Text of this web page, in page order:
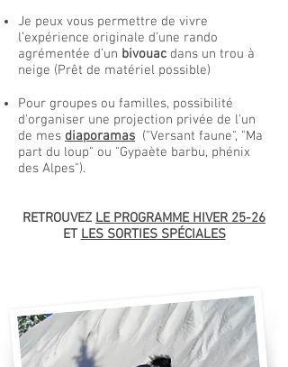
Je peux vous permettre de vivre
l’expérience originale d’une rando
agrémentée d’un bivouac dans un trou à
neige (Prêt de matériel possible)
Pour groupes ou familles, possibilité
d'organiser une projection privée de l'un
de mes diaporamas ("Versant faune", "Ma
part du loup" ou "Gypaète barbu, phénix
des Alpes").
RETROUVEZ LE PROGRAMME HIVER 25-26
ET LES SORTIES SPÉCIALES